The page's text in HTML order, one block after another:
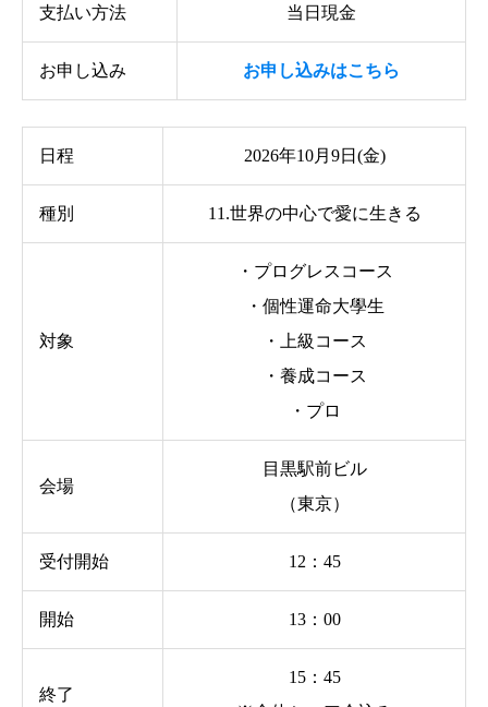
支払い方法 当日現金
お申し込み お申し込みはこちら
日程 2026年10月9日(金)
種別 11.世界の中心で愛に生きる
対象
・プログレスコース
・個性運命大學生
・上級コース
・養成コース
・プロ
会場
目黒駅前ビル
（東京）
受付開始 12：45
開始 13：00
終了
15：45